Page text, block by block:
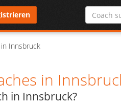
Innsbruck
in
in Innsbruck?